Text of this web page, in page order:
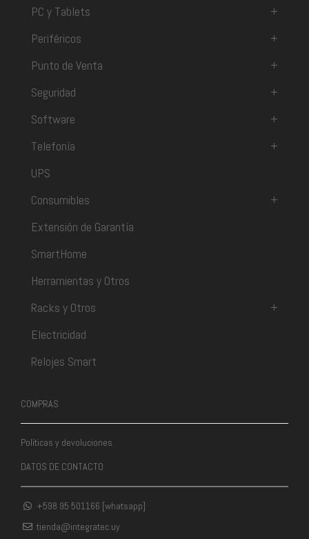
PC y Tablets
+
Periféricos
+
Punto de Venta
+
Seguridad
+
Software
+
Telefonía
+
UPS
Consumibles
+
Extensión de Garantía
SmartHome
Herramientas y Otros
Racks y Otros
+
Electricidad
Relojes Smart
COMPRAS
Políticas y devoluciones
DATOS DE CONTACTO
+598 95 501166 [whatsapp]
tienda@integratec.uy